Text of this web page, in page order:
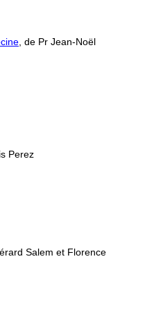
, de Pr Jean-Noël
Perez
Salem et Florence